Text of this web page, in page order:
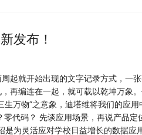
发布！
起就开始出现的文字记录方式，一
再编连在一起，就可载以乾坤万象
万物”之意象，迪塔维将我们的应用
代码？ 先谈应用场景，再说产品定
是为灵活应对学校日益增长的数据应